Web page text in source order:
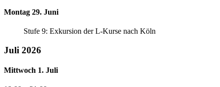
Montag 29. Juni
Stufe 9: Exkursion der L-Kurse nach Köln
Juli 2026
Mittwoch 1. Juli